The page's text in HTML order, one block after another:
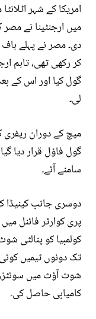
دی۔ مصر نے پہلے
گول کیا اور اس کے
لی۔
میچ کے دوران
گول فاؤل قرار دیا
سامنے آئے۔
دوسری جانب کینیڈا
پری کوارٹر فائنل
کولمبیا کو
تک دونوں ٹیمیں
کامیابی حاصل کی۔